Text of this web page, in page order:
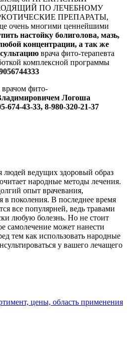
ПО ЛЕЧЕБНОМУ
ПРЕПАРАТЫ,
очень многими ценнейшими
настойку болиголова, мазь,
концентрации, а так же
врача фито-терапевта
комплексной программы
фито-
Логоша
674-43-33, 8-980-320-21-37
людей ведущих здоровый образ
народные методы лечения.
опыт врачевания,
в поколения. В последнее время
все популярней, ведь травами
любую болезнь. Но не стоит
самолечение может нанести
тем как использовать народные
у вашего лечащего
цены, область применения